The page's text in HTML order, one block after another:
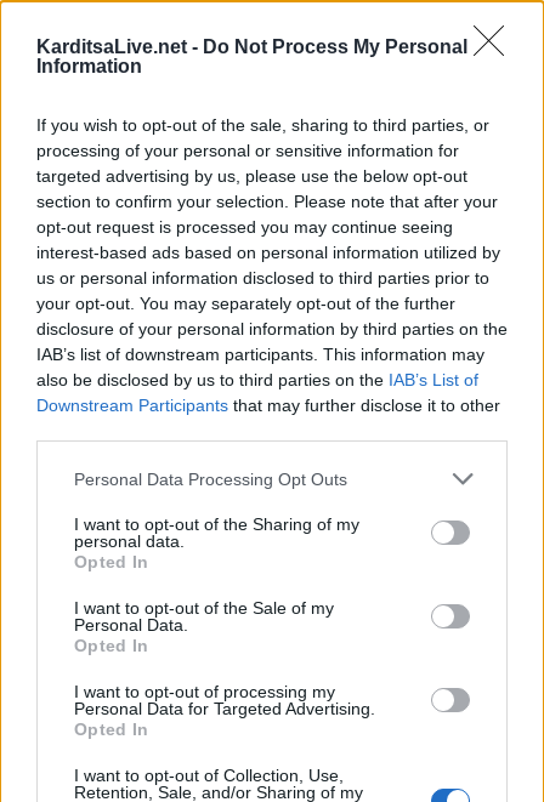
KarditsaLive.net - Do Not Process My Personal
Information
If you wish to opt-out of the sale, sharing to third parties, or
processing of your personal or sensitive information for
targeted advertising by us, please use the below opt-out
section to confirm your selection. Please note that after your
opt-out request is processed you may continue seeing
interest-based ads based on personal information utilized by
us or personal information disclosed to third parties prior to
your opt-out. You may separately opt-out of the further
disclosure of your personal information by third parties on the
IAB’s list of downstream participants. This information may
also be disclosed by us to third parties on the IAB’s List of
Downstream Participants that may further disclose it to other
Personal Data Processing Opt Outs
I want to opt-out of the Sharing of my
personal data.
Opted In
I want to opt-out of the Sale of my
Personal Data.
Opted In
I want to opt-out of processing my
Personal Data for Targeted Advertising.
Opted In
I want to opt-out of Collection, Use,
Retention, Sale, and/or Sharing of my
Ψωρίαση: Τα νέα φάρμακα για την παχυσαρκία
ίσως προσφέρουν πρόσθε…
25 Ιουλίου 2026, 08:29
Επιστήμη- Υγεία: Οι οικονομικές δυσκολίες
24 Ιουλίου 2026, 10:19